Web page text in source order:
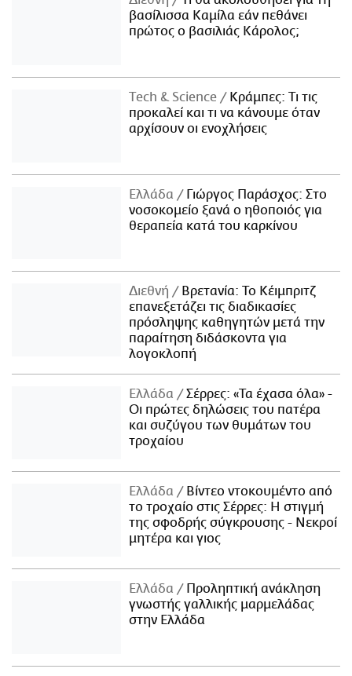
βασίλισσα Καμίλα εάν πεθάνει
πρώτος ο βασιλιάς Κάρολος;
Τech & Science
Κράμπες: Τι τις
προκαλεί και τι να κάνουμε όταν
αρχίσουν οι ενοχλήσεις
Ελλάδα
Γιώργος Παράσχος: Στο
νοσοκομείο ξανά ο ηθοποιός για
θεραπεία κατά του καρκίνου
Διεθνή
Βρετανία: Το Κέιμπριτζ
επανεξετάζει τις διαδικασίες
πρόσληψης καθηγητών μετά την
παραίτηση διδάσκοντα για
λογοκλοπή
Ελλάδα
Σέρρες: «Τα έχασα όλα» -
Οι πρώτες δηλώσεις του πατέρα
και συζύγου των θυμάτων του
τροχαίου
Ελλάδα
Βίντεο ντοκουμέντο από
το τροχαίο στις Σέρρες: Η στιγμή
της σφοδρής σύγκρουσης - Νεκροί
μητέρα και γιος
Ελλάδα
Προληπτική ανάκληση
γνωστής γαλλικής μαρμελάδας
στην Ελλάδα